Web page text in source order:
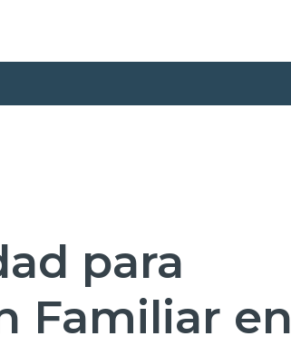
para
Familiar en